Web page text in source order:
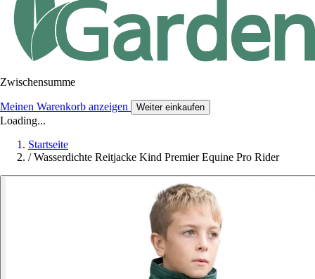
Zwischensumme
Meinen Warenkorb anzeigen Weiter einkaufen
Loading...
Startseite
/ Wasserdichte Reitjacke Kind Premier Equine Pro Rider